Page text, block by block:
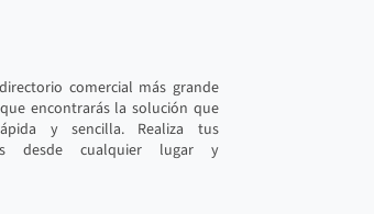
comercial más grande
encontrarás la solución que
y sencilla. Realiza tus
desde cualquier lugar y